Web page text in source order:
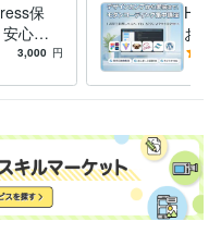
保
心・
全力で
3,000 円
お手
るコ